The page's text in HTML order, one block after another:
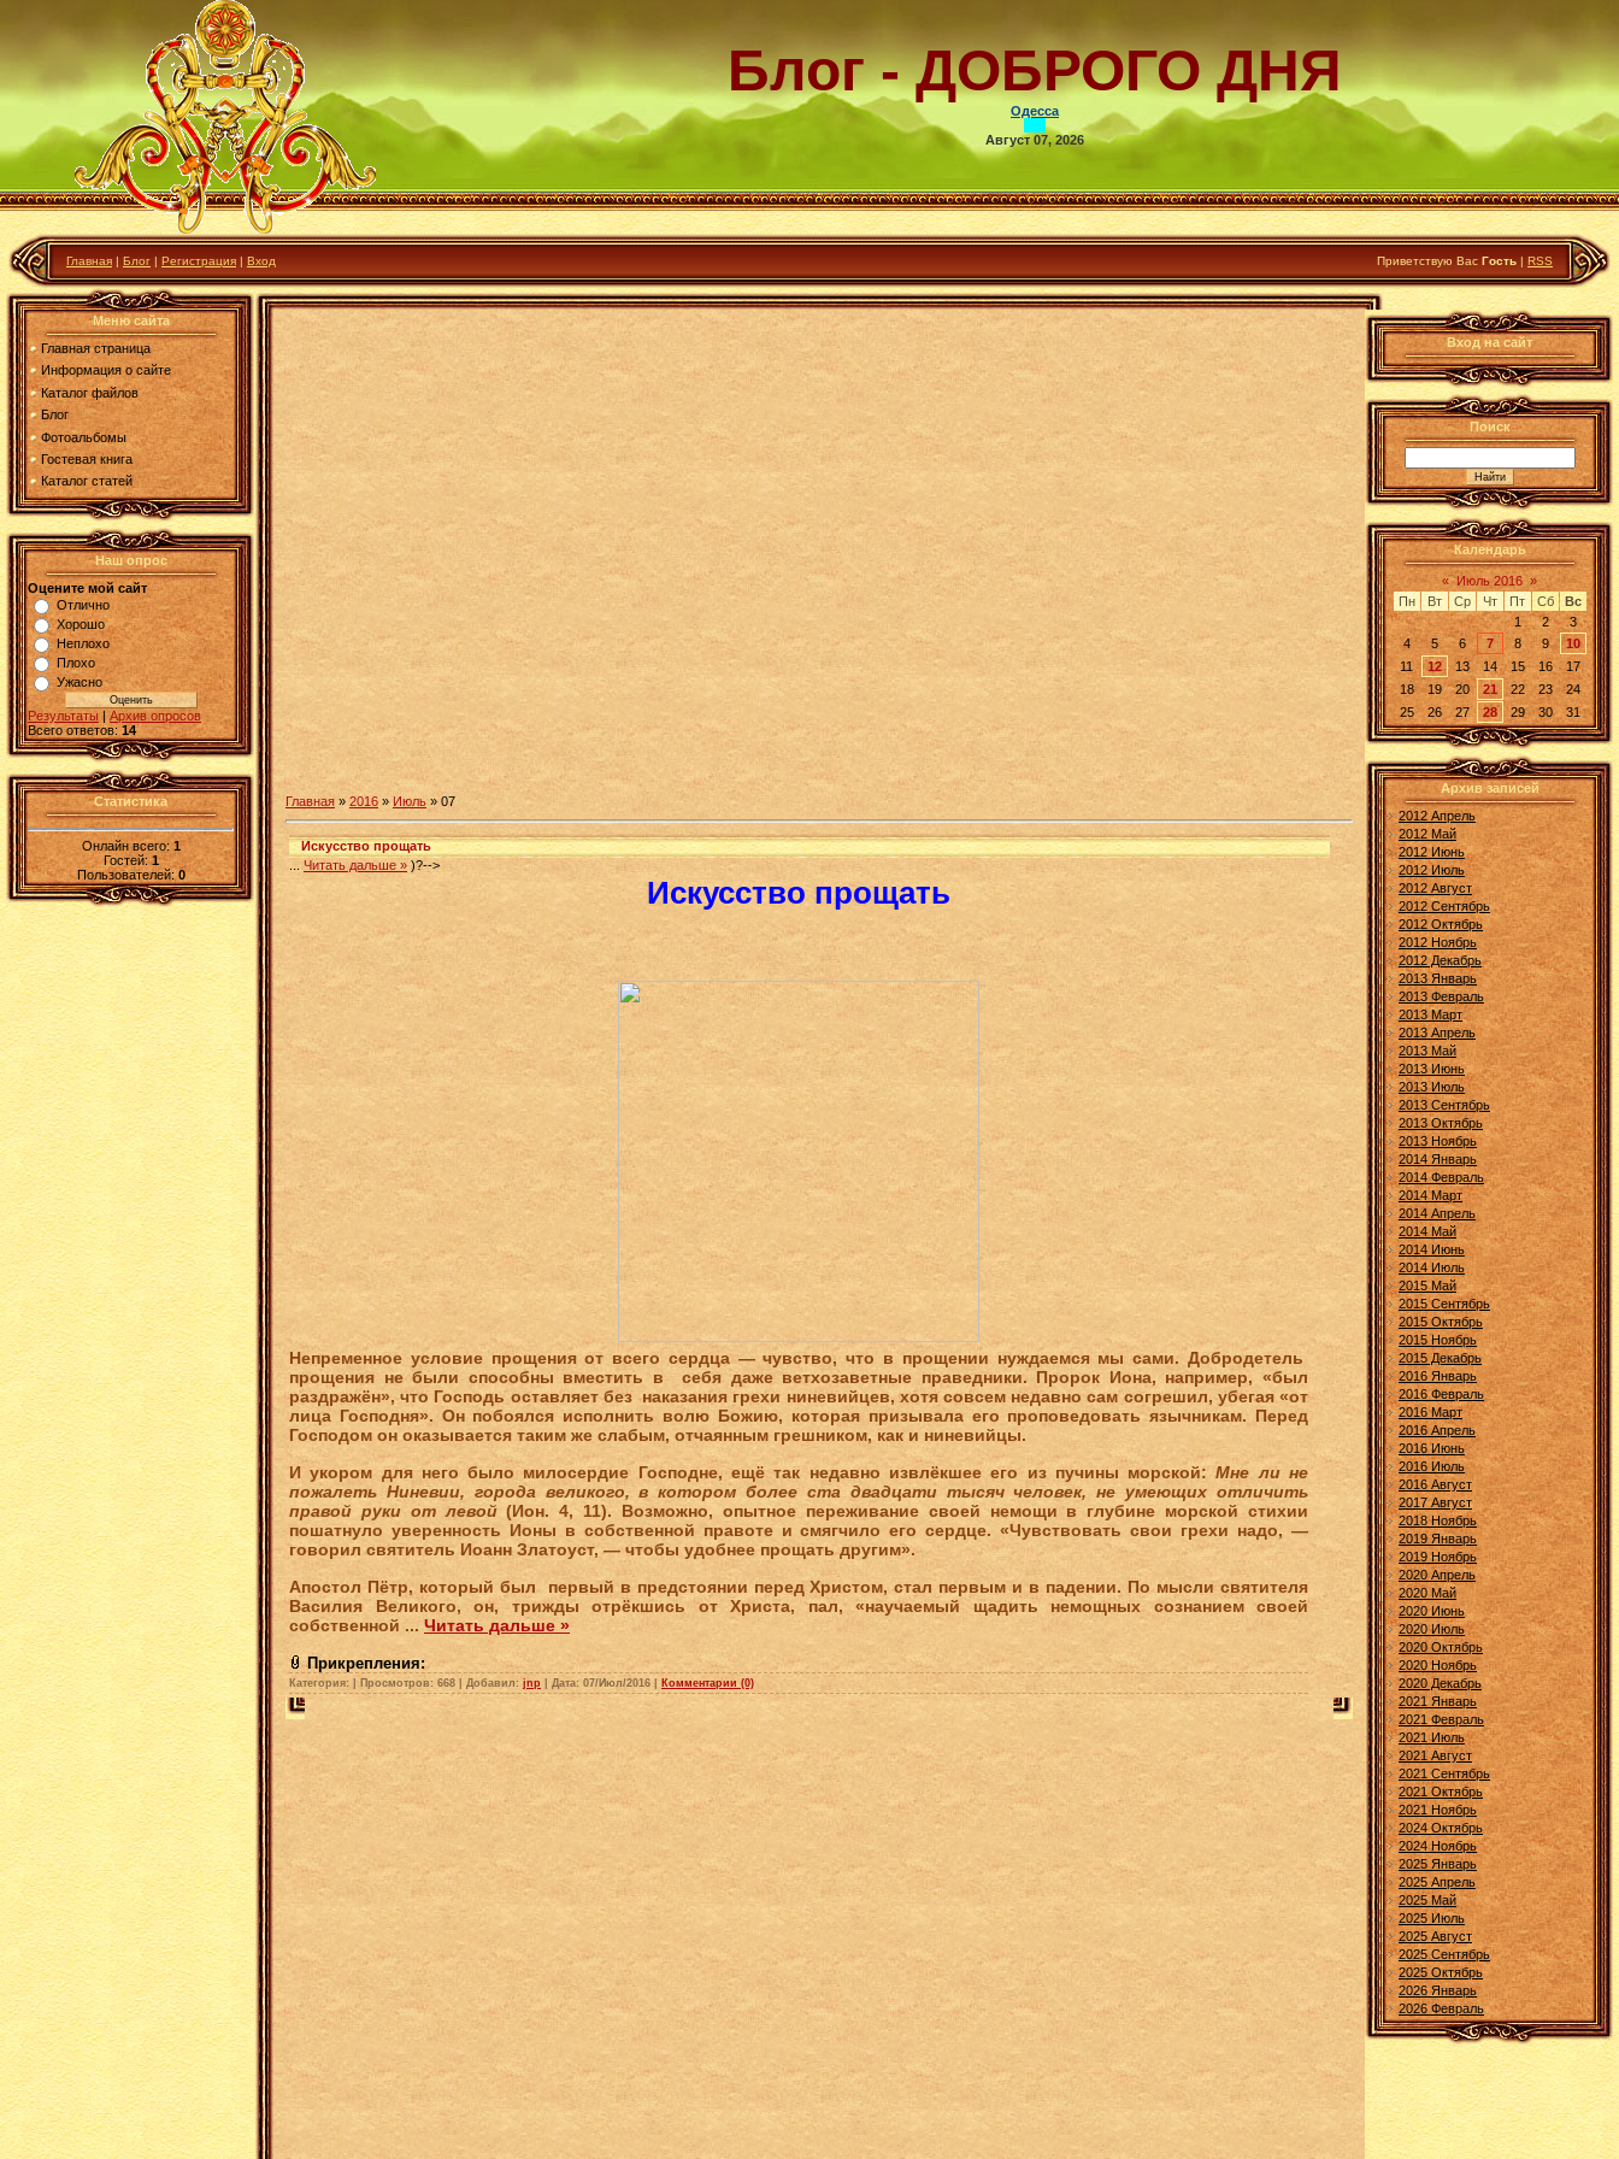
Блог - ДОБРОГО ДНЯ
Одесса
Август 07, 2026
Главная | Блог | Регистрация | Вход Приветствую Вас Гость | RSS
Меню сайта
Главная страница
Информация о сайте
Каталог файлов
Блог
Фотоальбомы
Гостевая книга
Каталог статей
Наш опрос
Оцените мой сайт
Отлично
Хорошо
Неплохо
Плохо
Ужасно
Результаты | Архив опросов
Всего ответов: 14
Статистика
Онлайн всего:1
Гостей:1
Пользователей: 0
Главная » 2016 » Июль » 07
Искусство прощать
Читать дальше » )?-->
Искусство прощать
Непременное условие прощения от всего сердца — чувство, что в прощении нуждаемся мы сами. Добродетель
прощения не были способны вместить в себя даже ветхозаветные праведники. Пророк Иона, например, «был
раздражён», что Господь оставляет без наказания грехи ниневийцев, хотя совсем недавно сам согрешил, убегая «от
лица Господня». Он побоялся исполнить волю Божию, которая призывала его проповедовать язычникам. Перед
Господом он оказывается таким же слабым, отчаянным грешником, как и ниневийцы.
И укором для него было милосердие Господне, ещё так недавно извлёкшее его из пучины морской:Мне ли не
пожалеть Ниневии, города великого, в котором более ста двадцати тысяч человек, не умеющих отличить
правой руки от левой(Ион. 4, 11). Возможно, опытное переживание своей немощи в глубине морской стихии
пошатнуло уверенность Ионы в собственной правоте и смягчило его сердце. «Чувствовать свои грехи надо, —
говорил святитель Иоанн Златоуст, — чтобы удобнее прощать другим».
Апостол Пётр, который был первый в предстоянии перед Христом, стал первым и в падении. По мысли святителя
Василия Великого, он, трижды отрёкшись от Христа, пал, «научаемый щадить немощных сознанием своей
собственной ... Читать дальше »
Прикрепления:
Категория: Просмотров: 668 | Добавил: jnp Дата: 07/Июл/2016 Комментарии (0)
Вход на сайт
Поиск
Календарь
« Июль 2016 »
Пн
Вт Ср Чт Пт Сб
Вс
1
2
3
4
5 6 7 8 9
10
11
12 13 14 15 16
17
18
19 20 21 22 23
24
25
26 27 28 29 30 31
Архив записей
2012 Апрель
2012 Май
2012 Июнь
2012 Июль
2012 Август
2012 Сентябрь
2012 Октябрь
2012 Ноябрь
2012 Декабрь
2013 Январь
2013 Февраль
2013 Март
2013 Апрель
2013 Май
2013 Июнь
2013 Июль
2013 Сентябрь
2013 Октябрь
2013 Ноябрь
2014 Январь
2014 Февраль
2014 Март
2014 Апрель
2014 Май
2014 Июнь
2014 Июль
2015 Май
2015 Сентябрь
2015 Октябрь
2015 Ноябрь
2015 Декабрь
2016 Январь
2016 Февраль
2016 Март
2016 Апрель
2016 Июнь
2016 Июль
2016 Август
2017 Август
2018 Ноябрь
2019 Январь
2019 Ноябрь
2020 Апрель
2020 Май
2020 Июнь
2020 Июль
2020 Октябрь
2020 Ноябрь
2020 Декабрь
2021 Январь
2021 Февраль
2021 Июль
2021 Август
2021 Сентябрь
2021 Октябрь
2021 Ноябрь
2024 Октябрь
2024 Ноябрь
2025 Январь
2025 Апрель
2025 Май
2025 Июль
2025 Август
2025 Сентябрь
2025 Октябрь
2026 Январь
2026 Февраль